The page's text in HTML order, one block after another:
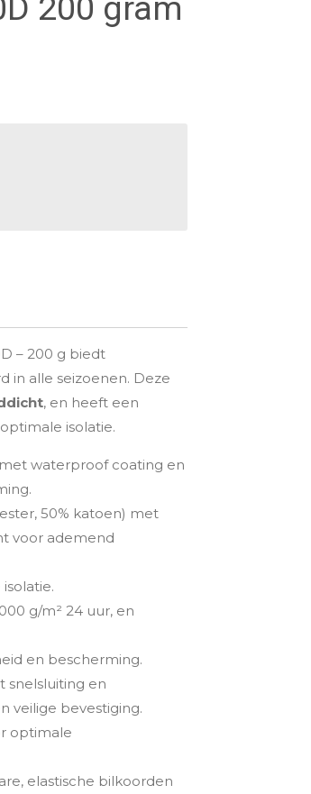
200 gram
– 200 g biedt
in alle seizoenen. Deze
, en heeft een
isolatie.
waterproof coating en
50% katoen) met
voor ademend
g/m² 24 uur, en
en bescherming.
snelsluiting en
veilige bevestiging.
optimale
elastische bilkoorden